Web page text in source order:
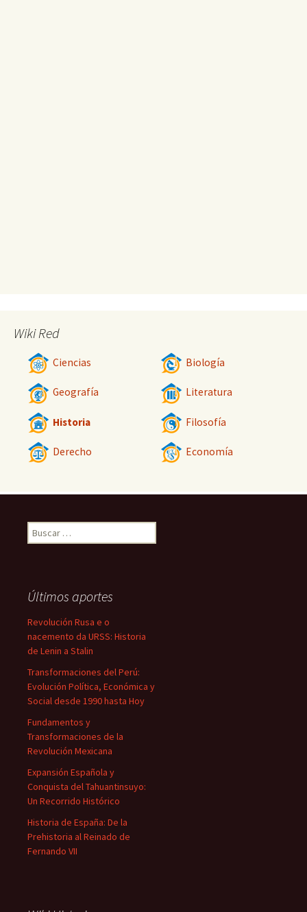
Wiki Red
Ciencias Biología
Geografía Literatura
Historia Filosofía
Derecho Economía
Buscar:
Últimos aportes
Revolución Rusa e o
nacemento da URSS: Historia
de Lenin a Stalin
Transformaciones del Perú:
Evolución Política, Económica y
Social desde 1990 hasta Hoy
Fundamentos y
Transformaciones de la
Revolución Mexicana
Expansión Española y
Conquista del Tahuantinsuyo:
Un Recorrido Histórico
Historia de España: De la
Prehistoria al Reinado de
Fernando VII